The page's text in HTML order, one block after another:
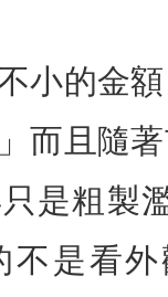
小的金
而且隨
是粗製
不是看